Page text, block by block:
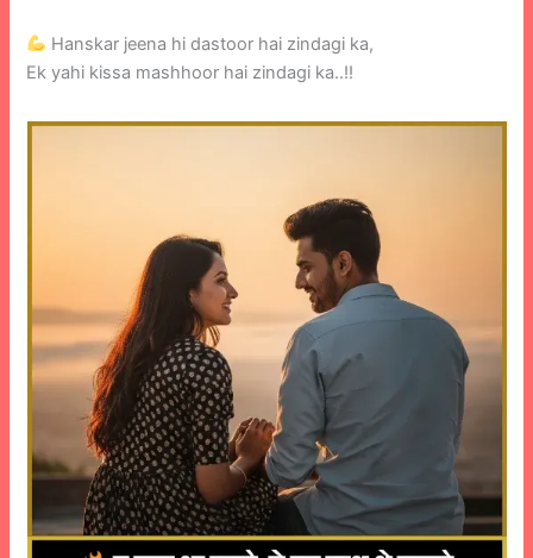
Hanskar jeena hi dastoor hai zindagi ka,
Ek yahi kissa mashhoor hai zindagi ka..!!